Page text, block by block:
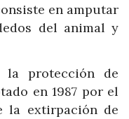
en amputar
del animal y
la protección de
en 1987 por el
la extirpación de